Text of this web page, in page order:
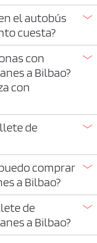
el autobús
cuesta?
con
a Bilbao?
con
de
comprar
a Bilbao?
de
a Bilbao?